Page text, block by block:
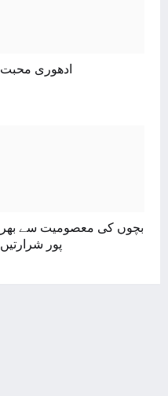
ادھوری محبت
بچوں کی معصومیت سے بھر
پور شرارتیں